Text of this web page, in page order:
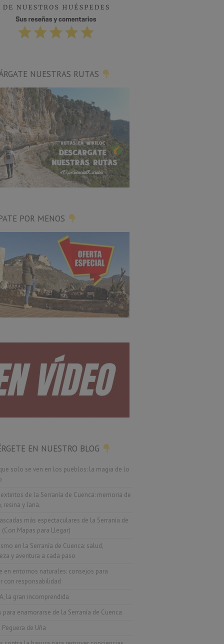
NUESTRAS RUTAS
POR MENOS
EN NUESTRO BLOG
solo se ven en los pueblos: la magia de lo
de la Serranía de Cuenca: memoria de
resina y lana.
más espectaculares de la Serranía de
(Con Mapas para Llegar)
en la Serranía de Cuenca: salud,
y aventura a cada paso
en entornos naturales: consejos para
con responsabilidad
la gran incomprendida
para enamorarse de la Serranía de Cuenca
Peguera de Uña